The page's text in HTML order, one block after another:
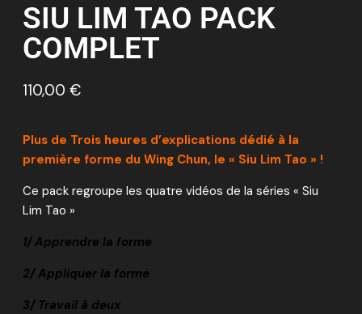
SIU LIM TAO PACK
COMPLET
110,00 €
Plus de Trois heures d’explications dédié à la
première forme du Wing Chun, le « Siu Lim Tao » !
Ce pack regroupe les quatre vidéos de la séries « Siu
Lim Tao »
1/ Apprendre la forme
2/ Appliquer la forme
3/ Travail à deux